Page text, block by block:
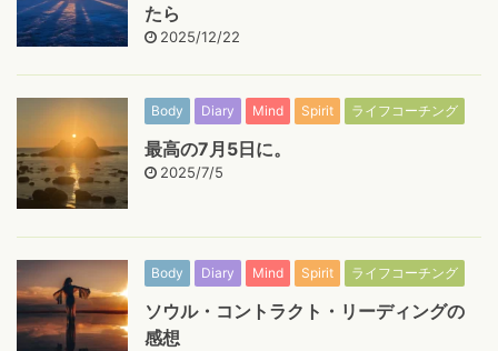
たら
2025/12/22
Body Diary Mind Spirit ライフコーチング
最高の7月5日に。
2025/7/5
Body Diary Mind Spirit ライフコーチング
ソウル・コントラクト・リーディングの
感想